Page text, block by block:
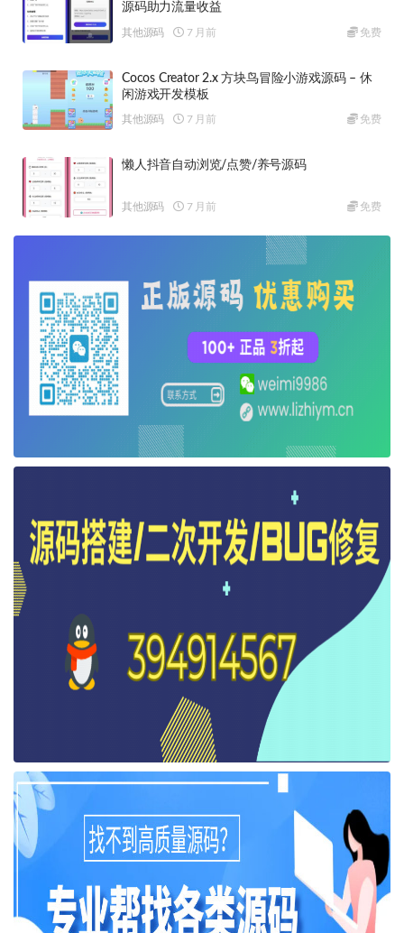
源码助力流量收益
其他源码 7 月前 免费
Cocos Creator 2.x 方块鸟冒险小游戏源码 – 休
闲游戏开发模板
其他源码 7 月前 免费
懒人抖音自动浏览/点赞/养号源码
其他源码 7 月前 免费